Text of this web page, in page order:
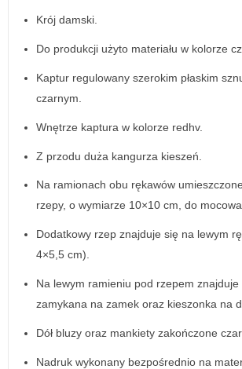
Krój damski.
Do produkcji użyto materiału w kolorze
Kaptur regulowany szerokim płaskim
czarnym.
Wnętrze kaptura w kolorze redhv.
Z przodu duża kangurza kieszeń.
Na ramionach obu rękawów
rzepy, o wymiarze 10×10 cm, do
Dodatkowy rzep znajduje się na lewym
4×5,5 cm).
Na lewym ramieniu pod rzepem znajduje
zamykana na zamek oraz kieszonka na
Dół bluzy oraz mankiety zakończone
Nadruk wykonany bezpośrednio na